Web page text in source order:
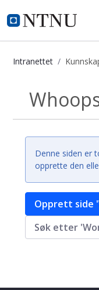
i.ntnu.no
Intranettet
Tilbake
Denne siden er
opprette den
Opprett side
Søk etter